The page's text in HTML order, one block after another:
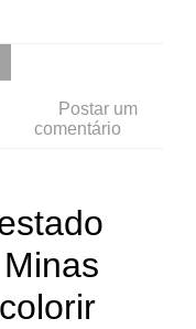
Postar um
comentário